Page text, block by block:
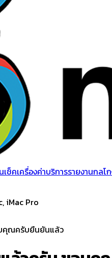
เช็คเครื่องค่าบริการรายงานกลโ
iMac Pro
ยืนยันแล้ว